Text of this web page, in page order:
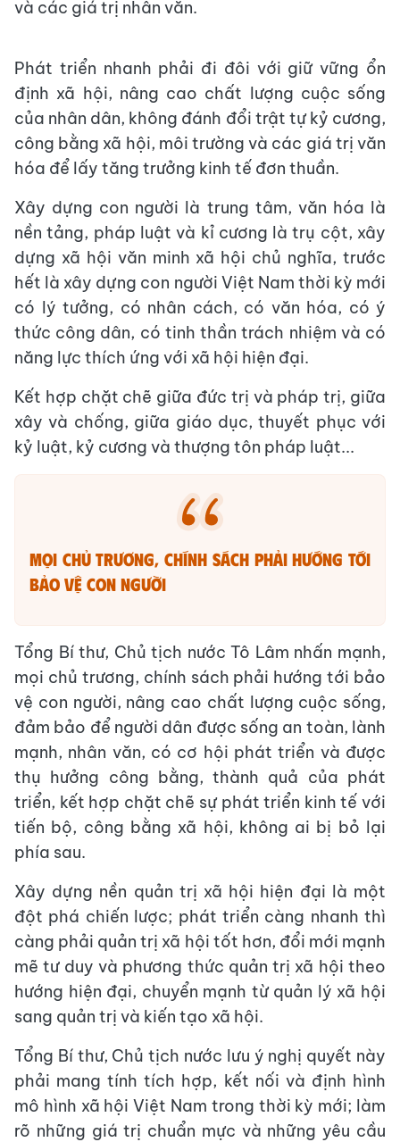
và các giá trị nhân văn.
Phát triển nhanh phải đi đôi với giữ vững ổn
định xã hội, nâng cao chất lượng cuộc sống
của nhân dân, không đánh đổi trật tự kỷ cương,
công bằng xã hội, môi trường và các giá trị văn
hóa để lấy tăng trưởng kinh tế đơn thuần.
Xây dựng con người là trung tâm, văn hóa là
nền tảng, pháp luật và kỉ cương là trụ cột, xây
dựng xã hội văn minh xã hội chủ nghĩa, trước
hết là xây dựng con người Việt Nam thời kỳ mới
có lý tưởng, có nhân cách, có văn hóa, có ý
thức công dân, có tinh thần trách nhiệm và có
năng lực thích ứng với xã hội hiện đại.
Kết hợp chặt chẽ giữa đức trị và pháp trị, giữa
xây và chống, giữa giáo dục, thuyết phục với
kỷ luật, kỷ cương và thượng tôn pháp luật...
MỌI CHỦ TRƯƠNG, CHÍNH SÁCH PHẢI HƯỚNG TỚI
BẢO VỆ CON NGƯỜI
Tổng Bí thư, Chủ tịch nước Tô Lâm nhấn mạnh,
mọi chủ trương, chính sách phải hướng tới bảo
vệ con người, nâng cao chất lượng cuộc sống,
đảm bảo để người dân được sống an toàn, lành
mạnh, nhân văn, có cơ hội phát triển và được
thụ hưởng công bằng, thành quả của phát
triển, kết hợp chặt chẽ sự phát triển kinh tế với
tiến bộ, công bằng xã hội, không ai bị bỏ lại
phía sau.
Xây dựng nền quản trị xã hội hiện đại là một
đột phá chiến lược; phát triển càng nhanh thì
càng phải quản trị xã hội tốt hơn, đổi mới mạnh
mẽ tư duy và phương thức quản trị xã hội theo
hướng hiện đại, chuyển mạnh từ quản lý xã hội
sang quản trị và kiến tạo xã hội.
Tổng Bí thư, Chủ tịch nước lưu ý nghị quyết này
phải mang tính tích hợp, kết nối và định hình
mô hình xã hội Việt Nam trong thời kỳ mới; làm
rõ những giá trị chuẩn mực và những yêu cầu